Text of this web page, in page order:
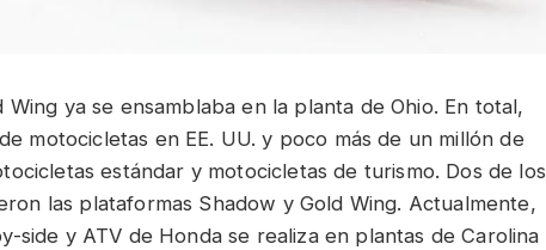
Wing ya se ensamblaba en la planta de Ohio. En total,
motocicletas en EE. UU. y poco más de un millón de
estándar y motocicletas de turismo. Dos de los
las plataformas Shadow y Gold Wing. Actualmente,
side y ATV de Honda se realiza en plantas de Carolina